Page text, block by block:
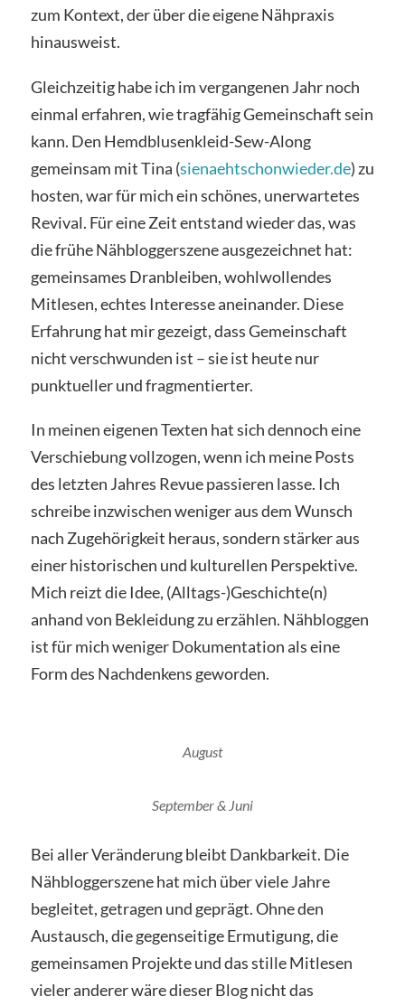
zum Kontext, der über die eigene Nähpraxis
hinausweist.
Gleichzeitig habe ich im vergangenen Jahr noch
einmal erfahren, wie tragfähig Gemeinschaft sein
kann. Den Hemdblusenkleid-Sew-Along
gemeinsam mit Tina (sienaehtschonwieder.de) zu
hosten, war für mich ein schönes, unerwartetes
Revival. Für eine Zeit entstand wieder das, was
die frühe Nähbloggerszene ausgezeichnet hat:
gemeinsames Dranbleiben, wohlwollendes
Mitlesen, echtes Interesse aneinander. Diese
Erfahrung hat mir gezeigt, dass Gemeinschaft
nicht verschwunden ist – sie ist heute nur
punktueller und fragmentierter.
In meinen eigenen Texten hat sich dennoch eine
Verschiebung vollzogen, wenn ich meine Posts
des letzten Jahres Revue passieren lasse. Ich
schreibe inzwischen weniger aus dem Wunsch
nach Zugehörigkeit heraus, sondern stärker aus
einer historischen und kulturellen Perspektive.
Mich reizt die Idee, (Alltags-)Geschichte(n)
anhand von Bekleidung zu erzählen. Nähbloggen
ist für mich weniger Dokumentation als eine
Form des Nachdenkens geworden.
August
September & Juni
Bei aller Veränderung bleibt Dankbarkeit. Die
Nähbloggerszene hat mich über viele Jahre
begleitet, getragen und geprägt. Ohne den
Austausch, die gegenseitige Ermutigung, die
gemeinsamen Projekte und das stille Mitlesen
vieler anderer wäre dieser Blog nicht das